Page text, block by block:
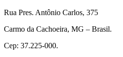
Rua Pres. Antônio Carlos, 375
Carmo da Cachoeira, MG – Brasil.
Cep: 37.225-000.